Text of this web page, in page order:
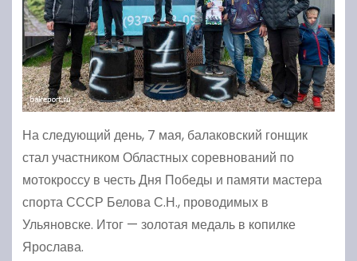
На следующий день, 7 мая, балаковский гонщик
стал участником Областных соревнований по
мотокроссу в честь Дня Победы и памяти мастера
спорта СССР Белова С.Н., проводимых в
Ульяновске. Итог — золотая медаль в копилке
Ярослава.